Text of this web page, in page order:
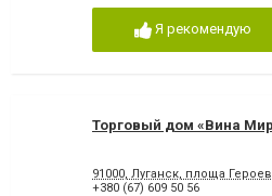
Я рекомендую
Торговый дом «Вина
91000, Луганск, площа
+380 (67) 609 50 56